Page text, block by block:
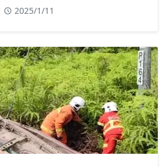
2025/1/11